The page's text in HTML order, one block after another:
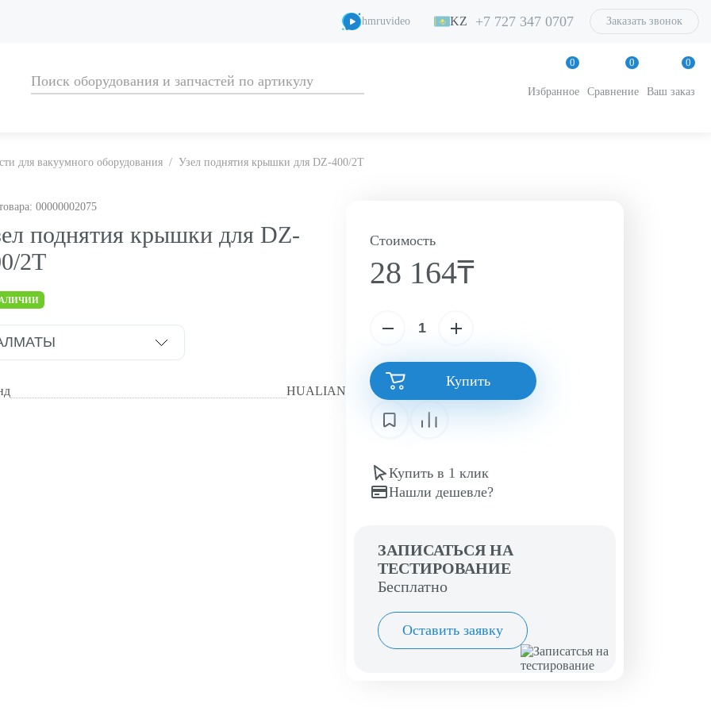
hmruvideo KZ +7 727 347 0707 Заказать звонок
0
Избранное
0
Сравнение
0
Ваш заказ
для вакуумного оборудования / Узел поднятия крышки для DZ-400/2T
00000002075
поднятия крышки для DZ-
2T
HUALIAN
Стоимость
28 164₸
Купить
Купить в 1 клик
Нашли дешевле?
ЗАПИСАТЬСЯ НА
ТЕСТИРОВАНИЕ
Бесплатно
Оставить заявку